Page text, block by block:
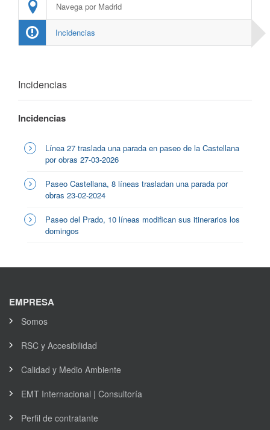
Navega por Madrid
Incidencias
Incidencias
Incidencias
Línea 27 traslada una parada en paseo de la Castellana
por obras 27-03-2026
Paseo Castellana, 8 líneas trasladan una parada por
obras 23-02-2024
Paseo del Prado, 10 líneas modifican sus itinerarios los
domingos
EMPRESA
Somos
RSC y Accesibilidad
Calidad y Medio Ambiente
EMT Internacional | Consultoría
Perfil de contratante